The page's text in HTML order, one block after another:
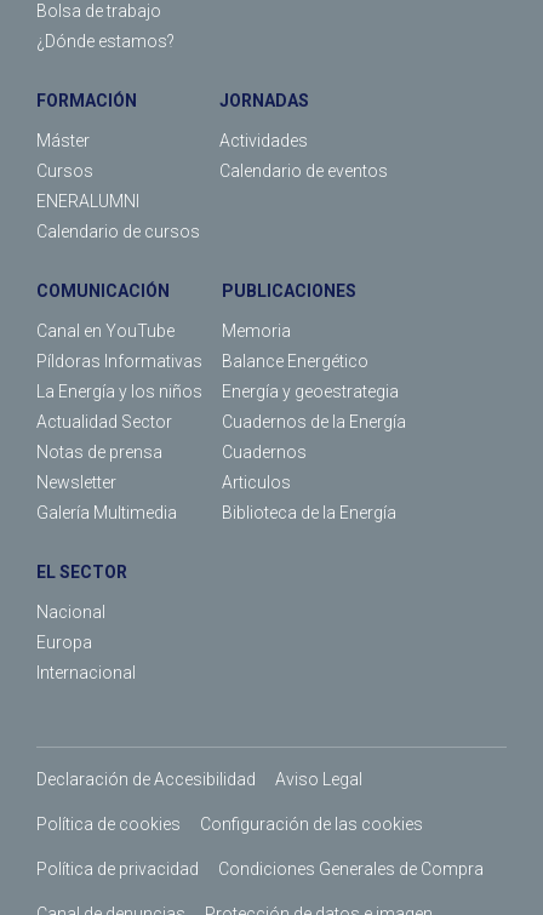
Bolsa de trabajo
¿Dónde estamos?
FORMACIÓN
Máster
Cursos
ENERALUMNI
Calendario de cursos
JORNADAS
Actividades
Calendario de eventos
COMUNICACIÓN
Canal en YouTube
Píldoras Informativas
La Energía y los niños
Actualidad Sector
Notas de prensa
Newsletter
Galería Multimedia
PUBLICACIONES
Memoria
Balance Energético
Energía y geoestrategia
Cuadernos de la Energía
Cuadernos
Articulos
Biblioteca de la Energía
EL SECTOR
Nacional
Europa
Internacional
Declaración de Accesibilidad Aviso Legal
Política de cookies Configuración de las cookies
Política de privacidad Condiciones Generales de Compra